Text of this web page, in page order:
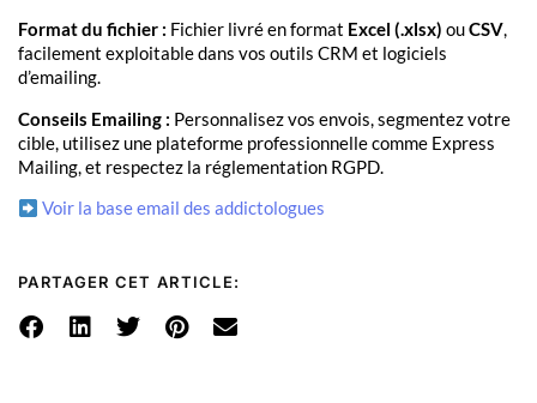
Format du fichier : Fichier livré en format Excel (.xlsx) ouCSV,
facilement exploitable dans vos outils CRM et logiciels
d’emailing.
Conseils Emailing : Personnalisez vos envois, segmentez votre
cible, utilisez une plateforme professionnelle comme Express
Mailing, et respectez la réglementation RGPD.
Voir la base email des addictologues
PARTAGER CET ARTICLE: